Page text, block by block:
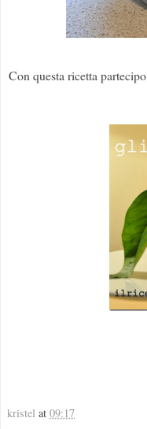
Con questa ricetta partecipo
kristel at 09:17